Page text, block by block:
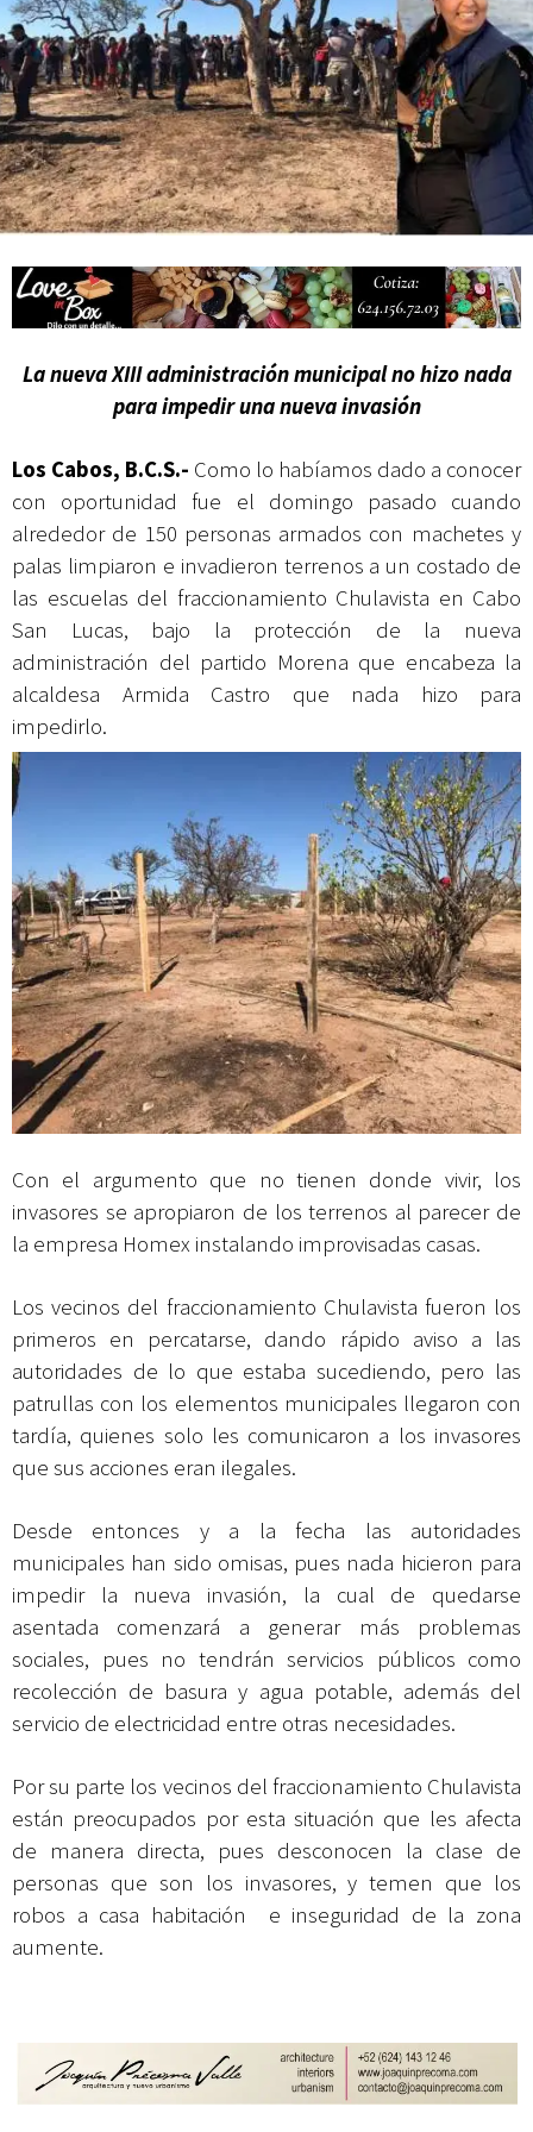
Campesina
La nueva XIII administración municipal no hizo nada
para impedir una nueva invasión
Los Cabos, B.C.S.- Como lo habíamos dado a conocer
con oportunidad fue el domingo pasado cuando
alrededor de 150 personas armados con machetes y
palas limpiaron e invadieron terrenos a un costado de
las escuelas del fraccionamiento Chulavista en Cabo
San Lucas, bajo la protección de la nueva
administración del partido Morena que encabeza la
alcaldesa Armida Castro que nada hizo para
impedirlo.
Con el argumento que no tienen donde vivir, los
invasores se apropiaron de los terrenos al parecer de
la empresa Homex instalando improvisadas casas.
Los vecinos del fraccionamiento Chulavista fueron los
primeros en percatarse, dando rápido aviso a las
autoridades de lo que estaba sucediendo, pero las
patrullas con los elementos municipales llegaron con
tardía, quienes solo les comunicaron a los invasores
que sus acciones eran ilegales.
Desde entonces y a la fecha las autoridades
municipales han sido omisas, pues nada hicieron para
impedir la nueva invasión, la cual de quedarse
asentada comenzará a generar más problemas
sociales, pues no tendrán servicios públicos como
recolección de basura y agua potable, además del
servicio de electricidad entre otras necesidades.
Por su parte los vecinos del fraccionamiento Chulavista
están preocupados por esta situación que les afecta
de manera directa, pues desconocen la clase de
personas que son los invasores, y temen que los
robos a casa habitación e inseguridad de la zona
aumente.